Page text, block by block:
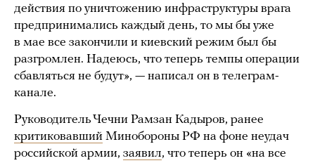
действия по уничтожению инфраструктуры врага
предпринимались каждый день, то мы бы уже
в мае все закончили и киевский режим был бы
разгромлен. Надеюсь, что теперь темпы операции
сбавляться не будут», — написал он в телеграм-
канале.
Руководитель Чечни Рамзан Кадыров, ранее
критиковавший Минобороны РФ на фоне неудач
российской армии, заявил, что теперь он «на все